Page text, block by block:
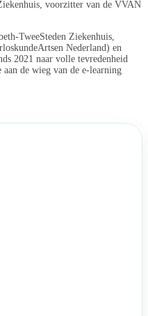
voorzitter van de VVAN
TweeSteden Ziekenhuis,
Nederland) en
2021 naar volle tevredenheid
aan de wieg van de e-learning